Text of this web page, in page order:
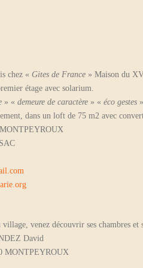
chez « Gites de France » Maison du
étage avec solarium.
» « demeure de caractère » « éco gestes
dans un loft de 75 m2 avec
MONTPEYROUX
venez découvrir ses chambres et
David
MONTPEYROUX